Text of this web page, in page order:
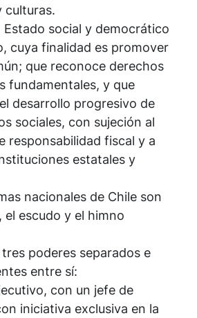
culturas.
Estado social y democrático
cuya finalidad es promover
que reconoce derechos
fundamentales, y que
desarrollo progresivo de
sociales, con sujeción al
responsabilidad fiscal y a
estatales y
nacionales de Chile son
el escudo y el himno
poderes separados e
entre sí:
con un jefe de
iniciativa exclusiva en la